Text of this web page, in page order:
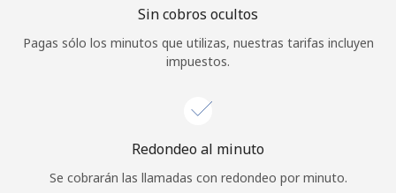
Continuar con
Sin cobros ocultos
Pagas sólo los minutos que utilizas, nuestras tarifas incluyen
impuestos.
Redondeo al minuto
Se cobrarán las llamadas con redondeo por minuto.